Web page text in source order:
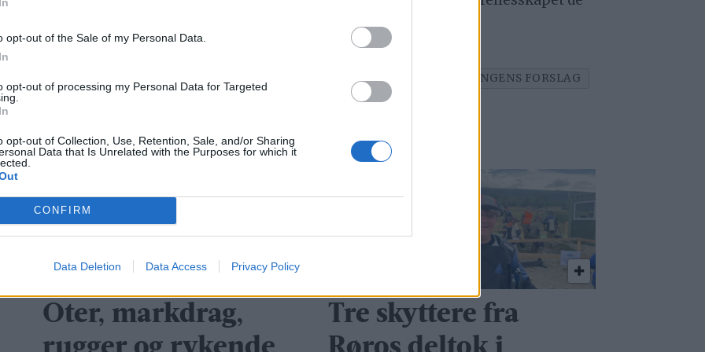
opt-out of the Sale of my Personal Data.
opt-out of processing my Personal Data for Targeted
opt-out of Collection, Use, Retention, Sale, and/or Sharing
Data that Is Unrelated with the Purposes for which it
CONFIRM
Data Deletion Data Access Privacy Policy
vokser, ikke et sted man blir hengende igjen alene.
MAKTMISBRUK
REGJERINGENS FORSLAG
Oter, markdrag,
Tre skyttere fra